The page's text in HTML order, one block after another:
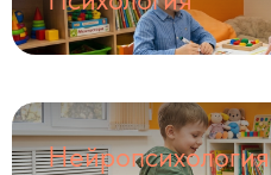
Нейропсихология